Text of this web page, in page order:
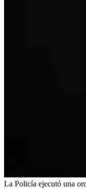
La Policía ejecutó una